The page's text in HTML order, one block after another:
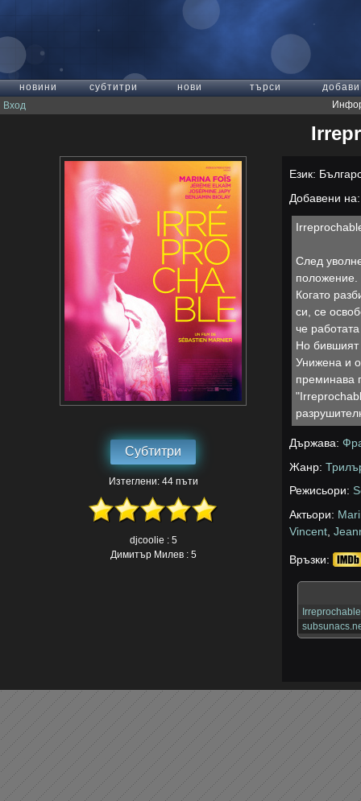
новини субтитри нови търси
добави
Вход
Субтитри
Изтеглени: 44 пъти
djcoolie : 5
Димитър Милев : 5
Език:
Добавени
След
положение.
Когато
си, се
че
Но
Унижена и
преминава
Държава:
Жанр:
Режисьори:
Актьори:
Vincent ,
Връзки: